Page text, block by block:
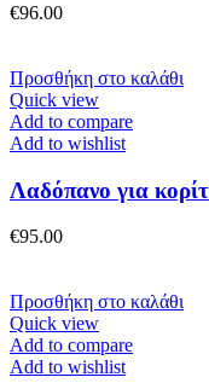
επιλεγούν
στη
σελίδα
του
προϊόντος
€96.00
Προσθήκη στο καλάθι
Quick view
Add to compare
Add to wishlist
Λαδόπανο για
€95.00
Προσθήκη στο καλάθι
Quick view
Add to compare
Add to wishlist